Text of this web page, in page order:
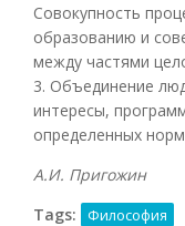
Совокупность
образованию и
между частями
3. Объединение
интересы,
определенных
А.И. Пригожин
Tags:
Философия